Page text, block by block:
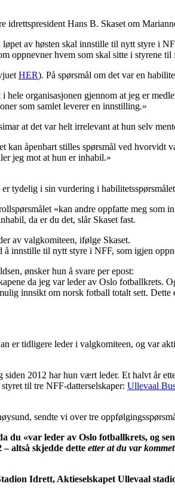
Hans B. Skaset om
av høsten skal innstille til nytt styre i
oppnevner hvem som skal sitte i styrene til
HER). På spørsmål om det var en
organisasjonen gjennom at jeg er
som samlet leverer en innstilling.»
at det var helt irrelevant at hun selv
kan åpenbart stilles spørsmål ved
jeg mot at hun er inhabil.»
tydelig i sin vurdering i
«kan andre oppfatte meg
da er du det, slår Skaset fast.
av valgkomiteen, ifølge Skaset.
innstille til nytt styre i NFF, som igjen
ønsker hun å svare per epost:
da jeg var leder av Oslo fotballkrets.
innsikt om norsk fotball totalt sett.
er tidligere leder i valgkomiteen, og var
2012 har hun vært leder. Et halvt år
til tre NFF-datterselskaper: Ullevaal
sendte vi over tre
«var leder av Oslo fotballkrets, og
altså skjedde dette etter at du var
Idrett, Aktieselskapet Ullevaal